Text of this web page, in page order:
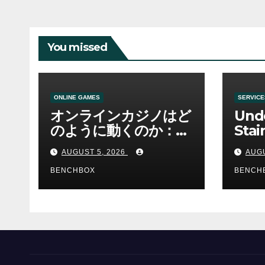
You missed
ONLINE GAMES
オンラインカジノはど
のように動くのか：ゲ
ームと決済の仕組み
AUGUST 5, 2026
BENCHBOX
Sha